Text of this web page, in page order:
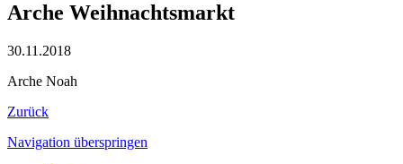
Arche Weihnachtsmarkt
30.11.2018
Arche Noah
Zurück
Navigation überspringen